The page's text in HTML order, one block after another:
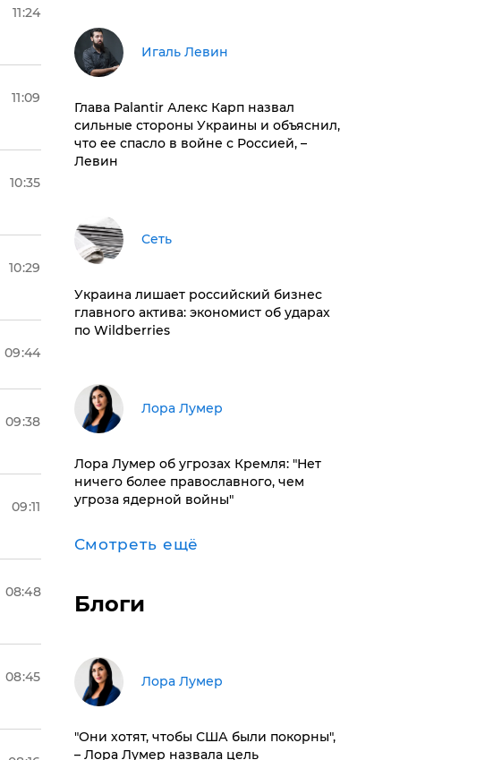
11:24
11:09
10:35
10:29
09:44
09:38
09:11
08:48
08:45
Игаль Левин
Глава Palantir Алекс Карп назвал
сильные стороны Украины и объяснил,
что ее спасло в войне с Россией, –
Левин
Сеть
​Украина лишает российский бизнес
главного актива: экономист об ударах
по Wildberries
​Лора Лумер
Лора Лумер об угрозах Кремля: "Нет
ничего более православного, чем
угроза ядерной войны"
Смотреть ещё
Блоги
​Лора Лумер
"Они хотят, чтобы США были покорны",
– Лора Лумер назвала цель